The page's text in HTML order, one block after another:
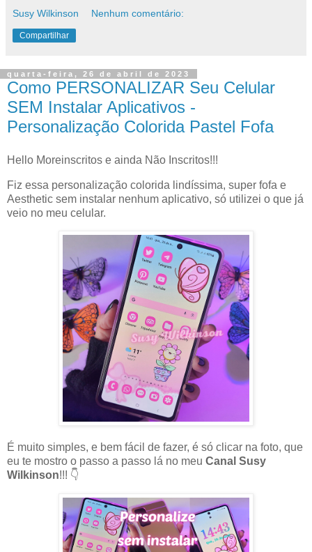
Susy Wilkinson Nenhum comentário:
Compartilhar
quarta-feira, 26 de abril de 2023
Como PERSONALIZAR Seu Celular
SEM Instalar Aplicativos -
Personalização Colorida Pastel Fofa
Hello Moreinscritos e ainda Não Inscritos!!!
Fiz essa personalização colorida lindíssima, super fofa e
Aesthetic sem instalar nenhum aplicativo, só utilizei o que já
veio no meu celular.
É muito simples, e bem fácil de fazer, é só clicar na foto, que
eu te mostro o passo a passo lá no meu Canal Susy
Wilkinson!!! 👇